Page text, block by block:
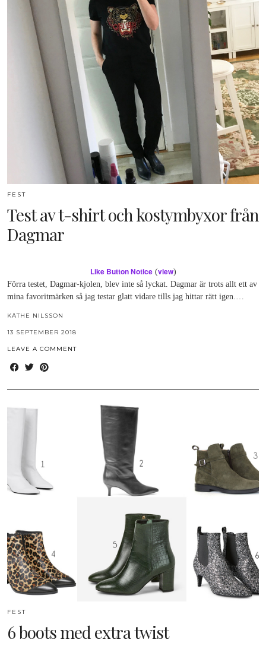
FEST
Test av t-shirt och kostymbyxor från
Dagmar
Like Button Notice(view)
Förra testet, Dagmar-kjolen, blev inte så lyckat. Dagmar är trots allt ett av
mina favoritmärken så jag testar glatt vidare tills jag hittar rätt igen.…
KÄTHE NILSSON
13 SEPTEMBER 2018
LEAVE A COMMENT
FEST
6 boots med extra twist